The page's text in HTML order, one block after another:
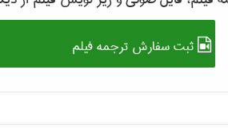
ثبت سفارش ترجمه فیلم